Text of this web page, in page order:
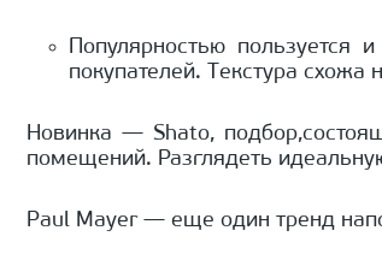
Популярностью
покупателей. Текстура схожа
Новинка — Shato,
помещений. Разглядеть
Paul Mayer — еще один тренд